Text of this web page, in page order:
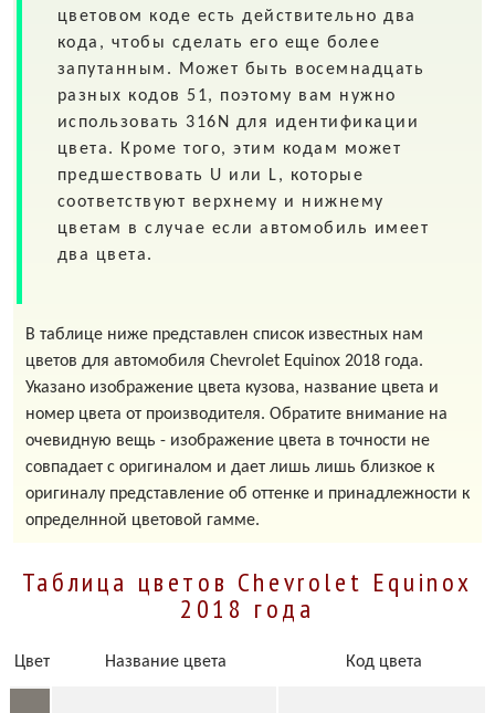
цветовом коде есть действительно два
кода, чтобы сделать его еще более
запутанным. Может быть восемнадцать
разных кодов 51, поэтому вам нужно
использовать 316N для идентификации
цвета. Кроме того, этим кодам может
предшествовать U или L, которые
соответствуют верхнему и нижнему
цветам в случае если автомобиль имеет
два цвета.
В таблице ниже представлен список известных нам
цветов для автомобиля Chevrolet Equinox 2018 года.
Указано изображение цвета кузова, название цвета и
номер цвета от производителя. Обратите внимание на
очевидную вещь - изображение цвета в точности не
совпадает с оригиналом и дает лишь лишь близкое к
оригиналу представление об оттенке и принадлежности к
определнной цветовой гамме.
Таблица цветов Chevrolet Equinox
2018 года
Цвет Название цвета Код цвета